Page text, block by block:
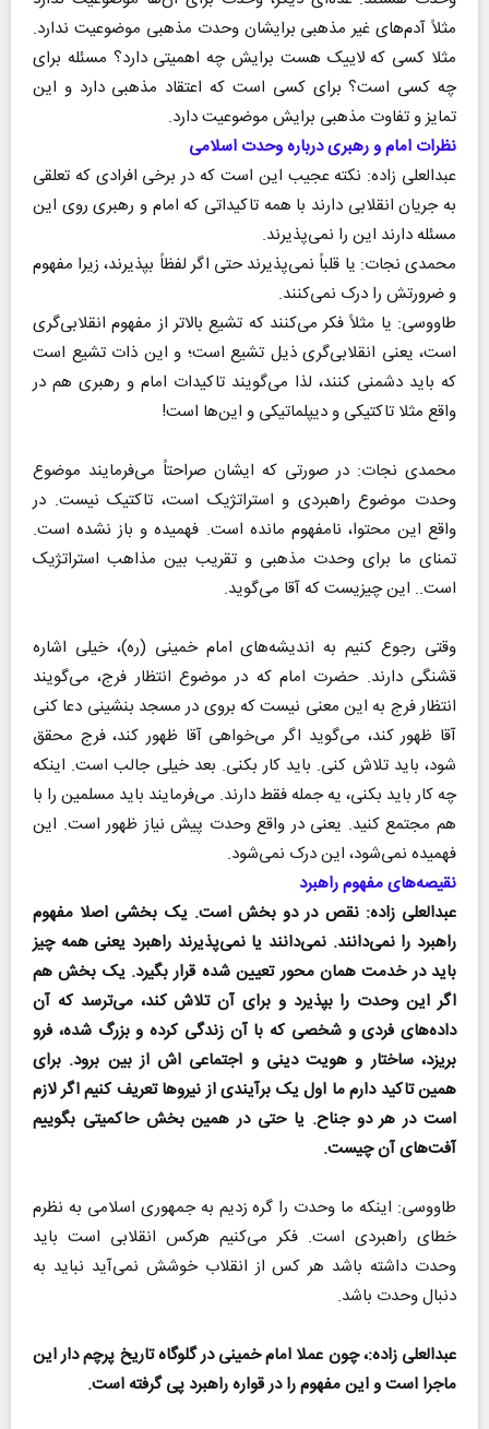
مثلاً آدم‌های غیر مذهبی برایشان وحدت مذهبی موضوعیت ندارد.
مثلا کسی که لاییک هست برایش چه اهمیتی دارد؟ مسئله برای
چه کسی است؟ برای کسی است که اعتقاد مذهبی دارد و این
تمایز و تفاوت مذهبی برایش موضوعیت دارد.
نظرات امام و رهبری درباره وحدت اسلامی
عبدالعلی زاده: نکته عجیب این است که در برخی افرادی که تعلقی
به جریان انقلابی دارند با همه تاکیداتی که امام و رهبری روی این
مسئله دارند این را نمی‌پذیرند.
محمدی نجات: یا قلباً نمی‌پذیرند حتی اگر لفظاً بپذیرند، زیرا مفهوم
و ضرورتش را درک نمی‌کنند.
طاووسی: یا مثلاً فکر می‌کنند که تشیع بالاتر از مفهوم انقلابی‌گری
است، یعنی انقلابی‌گری ذیل تشیع است؛ و این ذات تشیع است
که باید دشمنی کنند، لذا می‌گویند تاکیدات امام و رهبری هم در
واقع مثلا تاکتیکی و دیپلماتیکی و این‌ها است!
محمدی نجات: در صورتی که ایشان صراحتاً می‌فرمایند موضوع
وحدت موضوع راهبردی و استراتژیک است، تاکتیک نیست. در
واقع این محتوا، نامفهوم مانده است. فهمیده و باز نشده است.
تمنای ما برای وحدت مذهبی و تقریب بین مذاهب استراتژیک
است.. این چیزیست که آقا می‌گوید.
وقتی رجوع کنیم به اندیشه‌های امام خمینی (ره)، خیلی اشاره
قشنگی دارند. حضرت امام که در موضوع انتظار فرج، می‌گویند
انتظار فرج به این معنی نیست که بروی در مسجد بنشینی دعا کنی
آقا ظهور کند، می‌گوید اگر می‌خواهی آقا ظهور کند، فرج محقق
شود، باید تلاش کنی. باید کار بکنی. بعد خیلی جالب است. اینکه
چه کار باید بکنی، یه جمله فقط دارند. می‌فرمایند باید مسلمین را با
هم مجتمع کنید. یعنی در واقع وحدت پیش نیاز ظهور است. این
فهمیده نمی‌شود، این درک نمی‌شود.
نقیصه‌های مفهوم راهبرد
عبدالعلی زاده: نقص در دو بخش است. یک بخشی اصلا مفهوم
راهبرد را نمی‌دانند. نمی‌دانند یا نمی‌پذیرند راهبرد یعنی همه چیز
باید در خدمت همان محور تعیین شده قرار بگیرد. یک بخش هم
اگر این وحدت را بپذیرد و برای آن تلاش کند، می‌ترسد که آن
داده‌های فردی و شخصی که با آن زندگی کرده و بزرگ شده، فرو
بریزد، ساختار و هویت دینی و اجتماعی اش از بین برود. برای
همین تاکید دارم ما اول یک برآیندی از نیرو‌ها تعریف کنیم اگر لازم
است در هر دو جناح. یا حتی در همین بخش حاکمیتی بگوییم
آفت‌های آن چیست.
طاووسی: اینکه ما وحدت را گره زدیم به جمهوری اسلامی به نظرم
خطای راهبردی است. فکر می‌کنیم هرکس انقلابی است باید
وحدت داشته باشد هر کس از انقلاب خوشش نمی‌آید نباید به
دنبال وحدت باشد.
عبدالعلی زاده:، چون عملا امام خمینی در گلوگاه تاریخ پرچم دار این
ماجرا است و این مفهوم را در قواره راهبرد پی گرفته است.